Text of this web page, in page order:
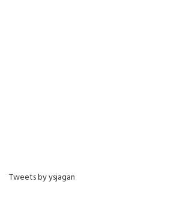
Tweets by ysjagan